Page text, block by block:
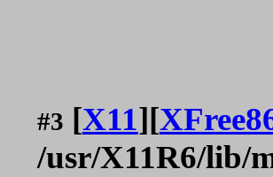
#3 [X11][
/usr/X11R6/lib/